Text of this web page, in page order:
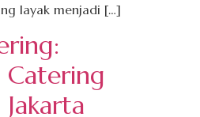
layak menjadi […]
Catering